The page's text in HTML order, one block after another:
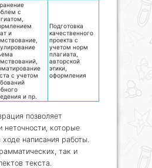
с
и
с учетом
и пр.
Подготовка
качественного
проекта с
учетом норм
плагиата,
авторской
этики,
оформления
позволяет
неточности, которые
написания работы.
так и
текста.